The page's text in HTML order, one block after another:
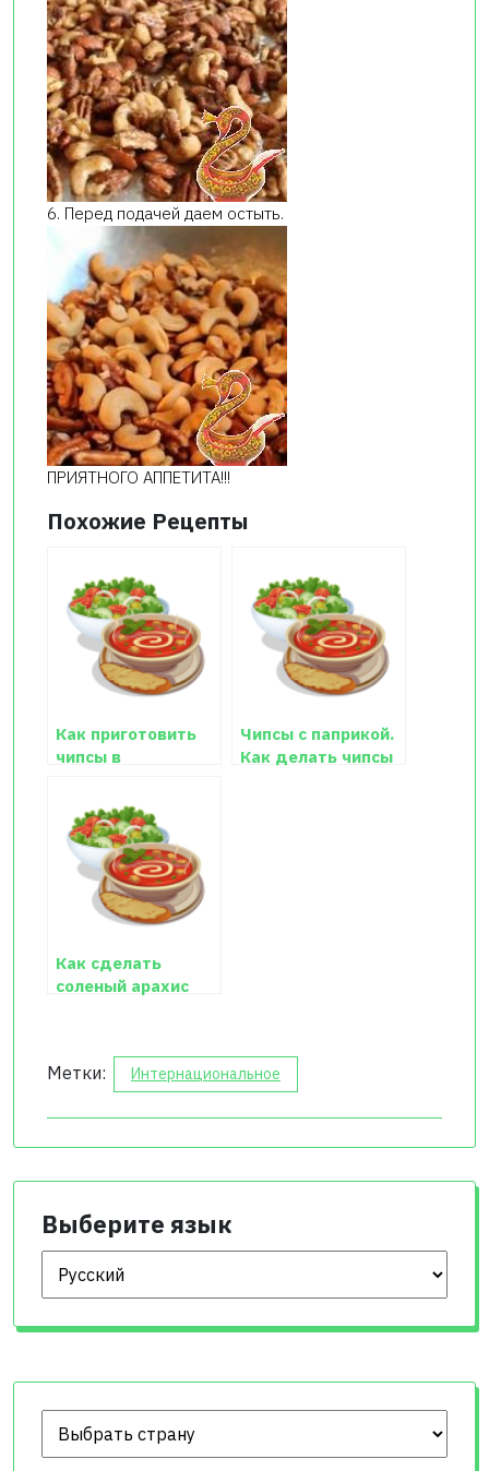
6. Перед подачей даем остыть.
ПРИЯТНОГО АППЕТИТА!!!
Похожие Рецепты
Как приготовить
чипсы в
Чипсы с паприкой.
Как делать чипсы
Как сделать
соленый арахис
Метки: Интернациональное
Выберите язык
Выберите язык